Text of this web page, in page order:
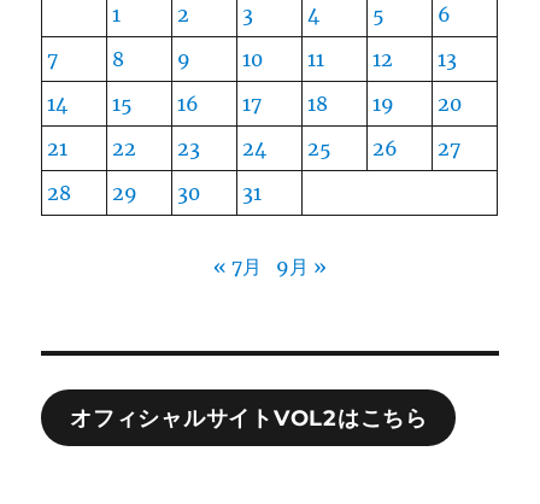
1
2 3 4 5
6
7
8 9 10 11 12
13
14
15 16 17 18 19
20
21
22 23 24 25 26
27
28
29 30 31
« 7月 9月 »
オフィシャルサイトVOL2はこちら